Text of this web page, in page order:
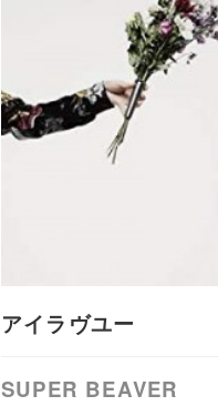
アイラヴユー
SUPER BEAVER